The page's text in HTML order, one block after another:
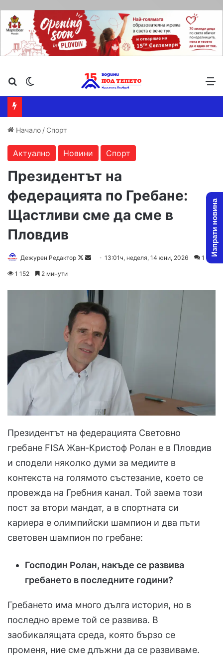
Търсене ...
Начало / Спорт
Актуално Новини Спорт
Президентът на
федерацията по Гребане:
Щастливи сме да сме в
Пловдив
Дежурен Редактор
Follow
Send13:01ч, неделя, 14 юни, 2026 1
1 152 2 минути
Президентът на федерацията Световно
гребане FISA Жан-Кристоф Ролан e в Пловдив
и сподели няколко думи за медиите в
контекста на голямото състезание, което се
провежда на Гребния канал. Той заема този
пост за втори мандат, а в спортната си
кариера е олимпийски шампион и два пъти
световен шампион по гребане:
Господин Ролан, накъде се развива
гребането в последните години?
Гребането има много дълга история, но в
последно време той се развива. В
заобикалящата среда, която бързо се
променя, ние сме длъжни да се развиваме.
Изпрати новина